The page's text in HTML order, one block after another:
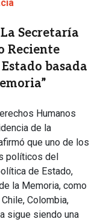
Secretaría
Reciente
basada
Humanos
de la
que uno de los
políticos del
de Estado,
la Memoria, como
Colombia,
sigue siendo una